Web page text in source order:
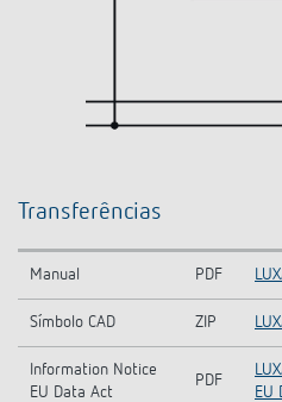
Transferências
Manual PDF
Símbolo CAD ZIP
Information Notice
EU Data Act
PDF
EU